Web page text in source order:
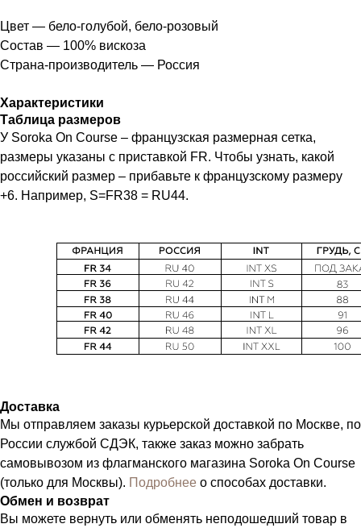
Цвет — бело-голубой, бело-розовый
Состав — 100% вискоза
Страна-производитель — Россия
Характеристики
Таблица размеров
У Soroka On Course – французская размерная сетка,
размеры указаны с приставкой FR. Чтобы узнать, какой
российский размер – прибавьте к французскому размеру
+6. Например, S=FR38 = RU44.
Доставка
Мы отправляем заказы курьерской доставкой по Москве, по
России службой СДЭК, также заказ можно забрать
самовывозом из флагманского магазина Soroka On Course
(только для Москвы). Подробнее о способах доставки.
Обмен и возврат
Вы можете вернуть или обменять неподошедший товар в